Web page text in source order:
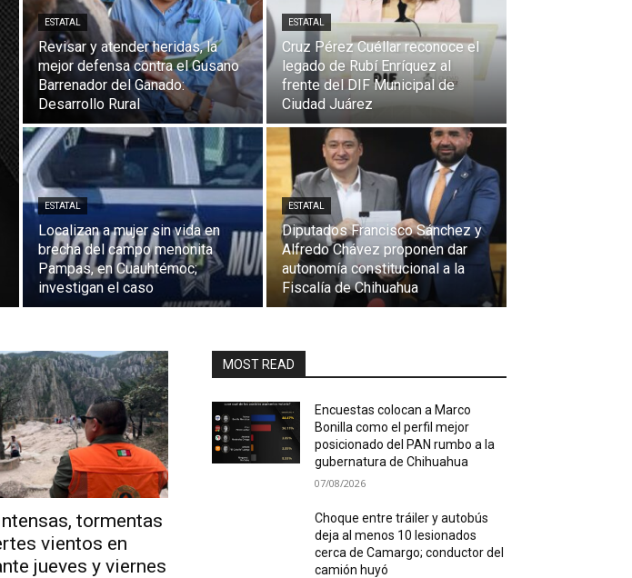
ESTATAL
Revisar y atender heridas, la
mejor defensa contra el Gusano
Barrenador del Ganado:
Desarrollo Rural
ESTATAL
Cruz Pérez Cuéllar reconoce el
legado de Rubí Enríquez al
frente del DIF Municipal de
Ciudad Juárez
ESTATAL
Localizan a mujer sin vida en
brecha del campo menonita
Pampas, en Cuauhtémoc;
investigan el caso
ESTATAL
Diputados Francisco Sánchez y
Alfredo Chávez proponen dar
autonomía constitucional a la
Fiscalía de Chihuahua
tormentas
vientos en
jueves y viernes
MOST READ
Encuestas colocan a Marco
Bonilla como el perfil mejor
posicionado del PAN rumbo a la
gubernatura de Chihuahua
07/08/2026
Choque entre tráiler y autobús
deja al menos 10 lesionados
cerca de Camargo; conductor del
camión huyó